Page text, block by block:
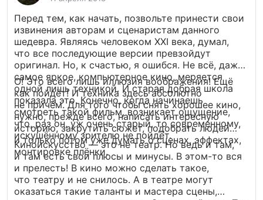
его враги динозавры...
Перед тем, как начать, позвольте принести свои
извинения авторам и сценаристам данного
шедевра. Являясь человеком XXI века, думал,
что все последующие версии превзойдут
оригинал. Но, к счастью, я ошибся. Не всё, даже
самое яркое, компьютерное кино, меряется
одной лишь техникой. И старая добрая школа
показала это. Конечно, когда начинаешь
смотреть такой фильм, возникает ощущение,
что, раз он, уж очень старый, то современному,
искушённому зрителю не пойдёт.
О! Это всего лишь иллюзия воображения! Ещё
как пойдёт! И техника здесь абсолютно
не причём. Для того чтобы снять хорошее кино,
нужно, прежде всего, написать интересную
историю, закрутить сюжет, подобрать людей
и только потом уже думать о сценах, эффектах,
монтировке плёнки.
Киноискусство — это не театр. Но ведь и там,
и там есть свои плюсы и минусы. В этом-то вся
и прелесть! В кино можно сделать такое,
что театру и не снилось. А в театре могут
оказаться такие таланты и мастера сцены,